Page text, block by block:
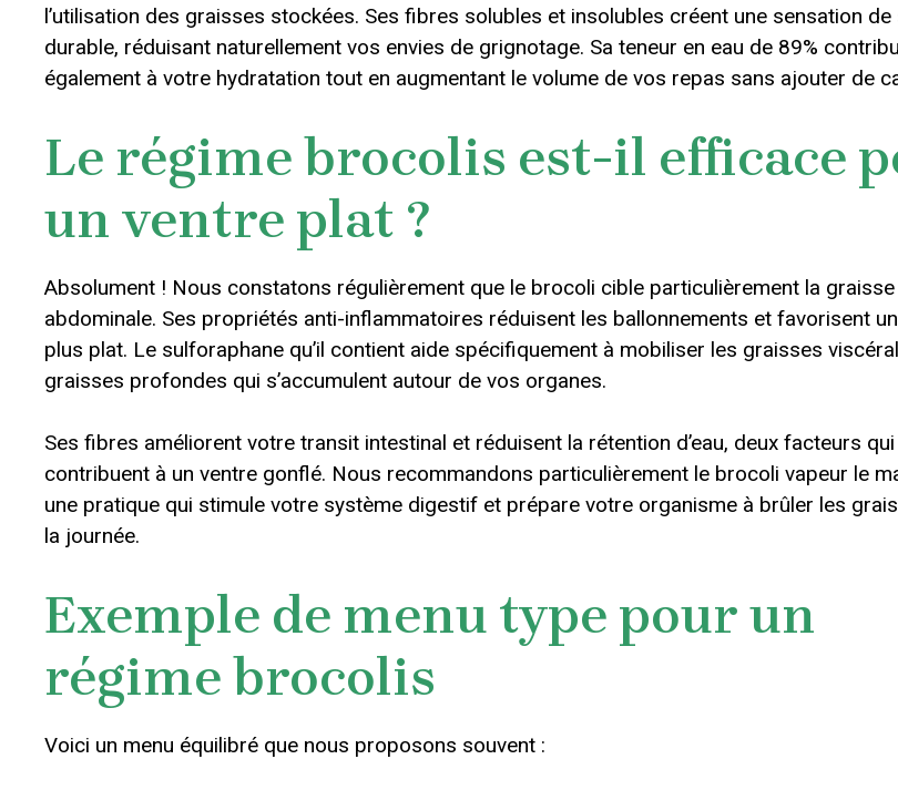
l’utilisation des graisses stockées. Ses fibres solubles et insolubles créent une sensation de
durable, réduisant naturellement vos envies de grignotage. Sa teneur en eau de 89%
également à votre hydratation tout en augmentant le volume de vos repas sans ajouter de
Le régime brocolis est-il efficace
un ventre plat ?
Absolument ! Nous constatons régulièrement que le brocoli cible particulièrement la graisse
abdominale. Ses propriétés anti-inflammatoires réduisent les ballonnements et favorisent
plus plat. Le sulforaphane qu’il contient aide spécifiquement à mobiliser les graisses
graisses profondes qui s’accumulent autour de vos organes.
Ses fibres améliorent votre transit intestinal et réduisent la rétention d’eau, deux facteurs qui
contribuent à un ventre gonflé. Nous recommandons particulièrement le brocoli vapeur le
une pratique qui stimule votre système digestif et prépare votre organisme à brûler les
la journée.
Exemple de menu type pour un
régime brocolis
Voici un menu équilibré que nous proposons souvent :